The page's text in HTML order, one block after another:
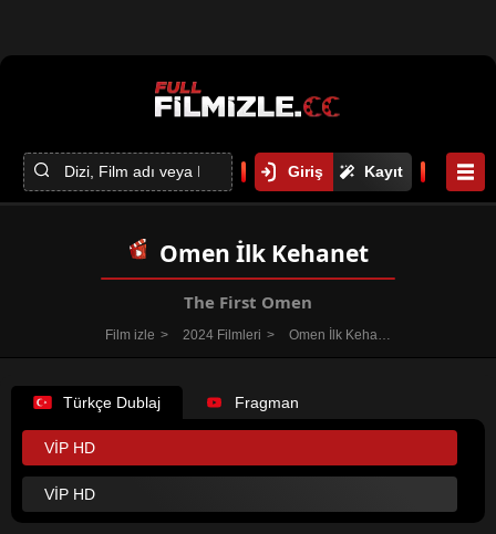
Giriş Kayıt
Omen İlk Kehanet
The First Omen
Film izle 2024 Filmleri Omen İlk Kehanet
Türkçe Dublaj Fragman
VİP HD
VİP HD